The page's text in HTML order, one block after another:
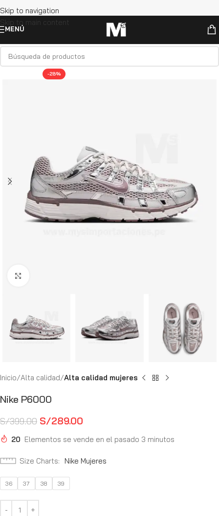
Skip to navigation
Skip to main content
MENÚ
-28%
Inicio Alta calidad Alta calidad mujeres
Nike P6000
S/399.00 S/289.00
20 Elementos se vende en el pasado 3 minutos
Size Charts Nike Mujeres
36 37 38 39